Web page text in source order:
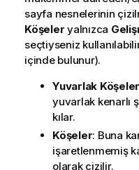
sayfa nesnelerinin
Köşeler yalnızca
seçtiyseniz
içinde bulunur).
Yuvarlak Köşeler
yuvarlak kenarlı
kılar.
Köşeler: Buna
işaretlenmemiş
olarak çizilir.